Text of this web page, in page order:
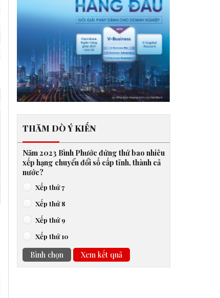
THĂM DÒ Ý KIẾN
Năm 2023 Bình Phước đứng thứ bao nhiêu
xếp hạng chuyển đổi số cấp tỉnh, thành cả
nước?
Xếp thứ 7
Xếp thứ 8
Xếp thứ 9
Xếp thứ 10
Bình chọn Xem kết quả